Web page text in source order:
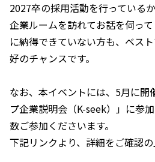
2027卒の採用活動を行っている
企業ルームを訪れてお話を伺っ
に納得できていない方も、ベス
好のチャンスです。
なお、本イベントには、5月に開
プ企業説明会（K-seek）」に参
数ご参加くださいます。
下記リンクより、詳細をご確認の